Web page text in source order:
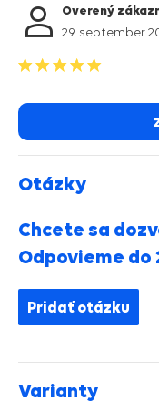
Overený
29. september
Otázky
Chcete sa
Odpovieme do
Pridať otázku
Varianty